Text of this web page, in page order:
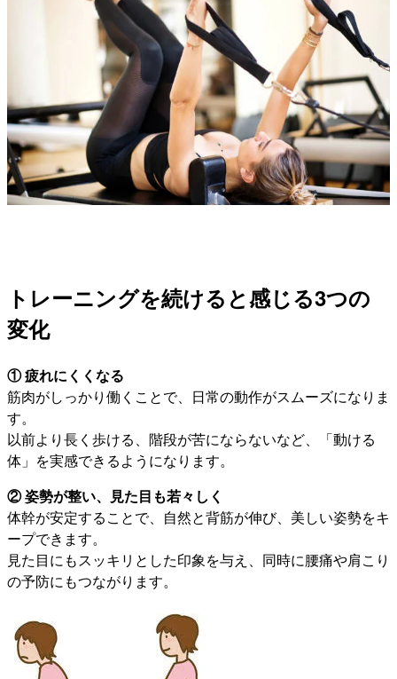
トレーニングを続けると感じる3つの
変化
① 疲れにくくなる
筋肉がしっかり働くことで、日常の動作がスムーズになりま
す。
以前より長く歩ける、階段が苦にならないなど、「動ける
体」を実感できるようになります。
② 姿勢が整い、見た目も若々しく
体幹が安定することで、自然と背筋が伸び、美しい姿勢をキ
ープできます。
見た目にもスッキリとした印象を与え、同時に腰痛や肩こり
の予防にもつながります。